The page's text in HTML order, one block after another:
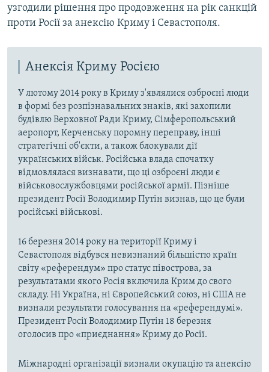
узгодили рішення про продовження на рік санкцій
проти Росії за анексію Криму і Севастополя.
Анексія Криму Росією
У лютому 2014 року в Криму з'являлися озброєні люди
в формі без розпізнавальних знаків, які захопили
будівлю Верховної Ради Криму, Сімферопольський
аеропорт, Керченську поромну переправу, інші
стратегічні об'єкти, а також блокували дії
українських військ. Російська влада спочатку
відмовлялася визнавати, що ці озброєні люди є
військовослужбовцями російської армії. Пізніше
президент Росії Володимир Путін визнав, що це були
російські військові.
16 березня 2014 року на території Криму і
Севастополя відбувся невизнаний більшістю країн
світу «референдум» про статус півострова, за
результатами якого Росія включила Крим до свого
складу. Ні Україна, ні Європейський союз, ні США не
визнали результати голосування на «референдумі».
Президент Росії Володимир Путін 18 березня
оголосив про «приєднання» Криму до Росії.
Міжнародні організації визнали окупацію та анексію